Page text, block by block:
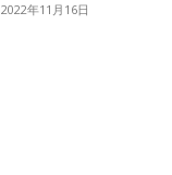
2022年11月16日